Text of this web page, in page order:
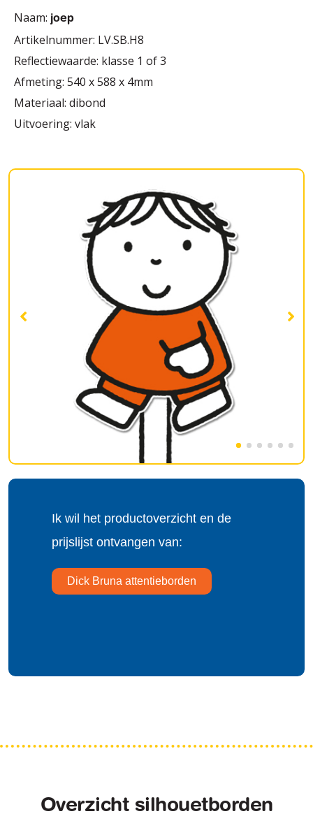
Naam: joep
Artikelnummer: LV.SB.H8
Reflectiewaarde: klasse 1 of 3
Afmeting: 540 x 588 x 4mm
Materiaal: dibond
Uitvoering: vlak
Ik wil het productoverzicht en de
prijslijst ontvangen van:
Dick Bruna attentieborden
Overzicht silhouetborden